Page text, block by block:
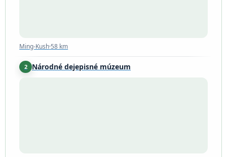
Ming-Kush·58 km
2 Národné dejepisné múzeum